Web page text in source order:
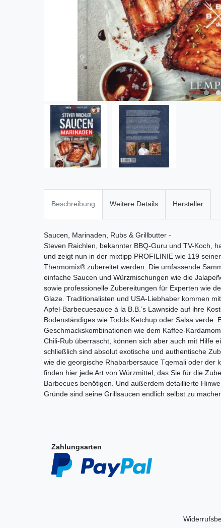
Beschreibung Weitere Details Hersteller
Saucen, Marinaden, Rubs & Grillbutter -
Steven Raichlen, bekannter BBQ-Guru und TV-Koch,
und zeigt nun in der mixtipp PROFILINIE wie 119
Thermomix® zubereitet werden. Die umfassende
einfache Saucen und Würzmischungen wie die
sowie professionelle Zubereitungen für Experten wie
Glaze. Traditionalisten und USA-Liebhaber kommen
Apfel-Barbecuesauce à la B.B.’s Lawnside auf ihre
Bodenständiges wie Todds Ketchup oder Salsa verde.
Geschmackskombinationen wie dem Kaffee-
Chili-Rub überrascht, können sich aber auch mit Hilfe
schließlich sind absolut exotische und authentische
wie die georgische Rhabarbersauce Tqemali oder der
finden hier jede Art von Würzmittel, das Sie für die
Barbecues benötigen. Und außerdem detaillierte
Gründe sind seine Grillsaucen endlich selbst zu
Zahlungsarten